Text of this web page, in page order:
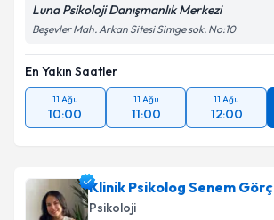
Luna Psikoloji Danışmanlık Merkezi
Beşevler Mah. Arkan Sitesi Simge sok. No:10
En Yakın Saatler
11 Ağu
10:00
11 Ağu
11:00
11 Ağu
12:00
Klinik Psikolog Senem Görç
Psikoloji